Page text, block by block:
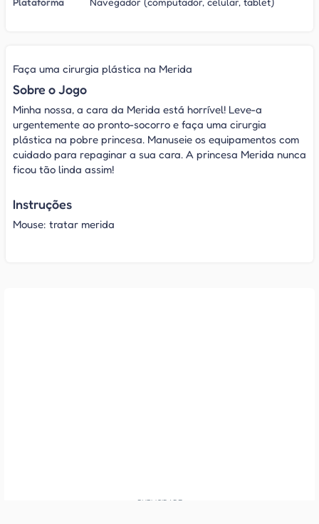
Faça uma cirurgia plástica na Merida
Sobre o Jogo
Minha nossa, a cara da Merida está horrível! Leve-a
urgentemente ao pronto-socorro e faça uma cirurgia
plástica na pobre princesa. Manuseie os equipamentos com
cuidado para repaginar a sua cara. A princesa Merida nunca
ficou tão linda assim!
Instruções
Mouse: tratar merida